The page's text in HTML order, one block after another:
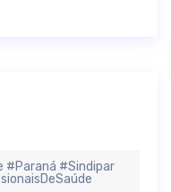
#Paraná #Sindipar